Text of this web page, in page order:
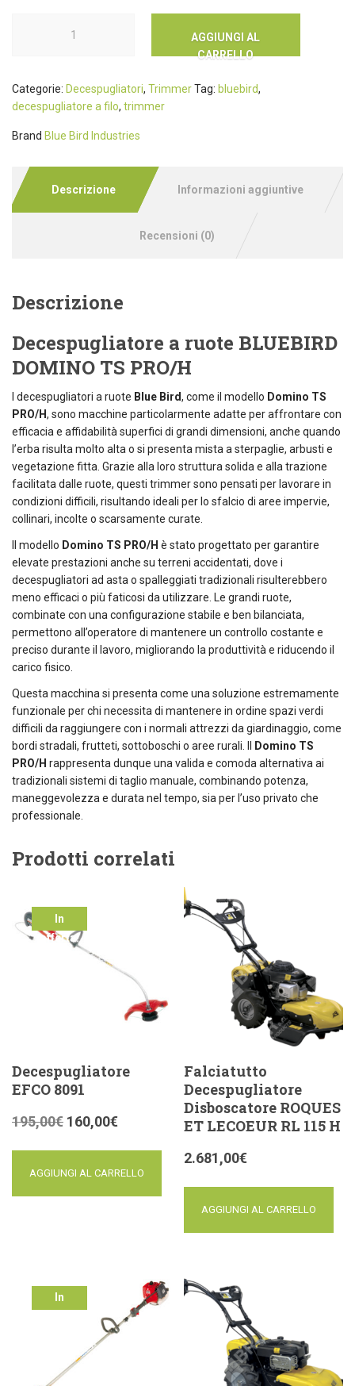
AGGIUNGI AL
CARRELLO
Categorie: Decespugliatori, TrimmerTag: bluebird,
decespugliatore a filo, trimmer
Brand Blue Bird Industries
Descrizione Informazioni aggiuntive
Recensioni (0)
Descrizione
Decespugliatore a ruote BLUEBIRD
DOMINO TS PRO/H
I decespugliatori a ruote Blue Bird, come il modello Domino TS
PRO/H, sono macchine particolarmente adatte per affrontare con
efficacia e affidabilità superfici di grandi dimensioni, anche quando
l’erba risulta molto alta o si presenta mista a sterpaglie, arbusti e
vegetazione fitta. Grazie alla loro struttura solida e alla trazione
facilitata dalle ruote, questi trimmer sono pensati per lavorare in
condizioni difficili, risultando ideali per lo sfalcio di aree impervie,
collinari, incolte o scarsamente curate.
Il modello Domino TS PRO/H è stato progettato per garantire
elevate prestazioni anche su terreni accidentati, dove i
decespugliatori ad asta o spalleggiati tradizionali risulterebbero
meno efficaci o più faticosi da utilizzare. Le grandi ruote,
combinate con una configurazione stabile e ben bilanciata,
permettono all’operatore di mantenere un controllo costante e
preciso durante il lavoro, migliorando la produttività e riducendo il
carico fisico.
Questa macchina si presenta come una soluzione estremamente
funzionale per chi necessita di mantenere in ordine spazi verdi
difficili da raggiungere con i normali attrezzi da giardinaggio, come
bordi stradali, frutteti, sottoboschi o aree rurali. Il
Domino TS
PRO/H rappresenta dunque una valida e comoda alternativa ai
tradizionali sistemi di taglio manuale, combinando potenza,
maneggevolezza e durata nel tempo, sia per l’uso privato che
professionale.
Prodotti correlati
In
offerta!
Decespugliatore
EFCO 8091
195,00€ 160,00€
AGGIUNGI AL CARRELLO
Falciatutto
Decespugliatore
Disboscatore ROQUES
ET LECOEUR RL 115 H
2.681,00€
AGGIUNGI AL CARRELLO
In